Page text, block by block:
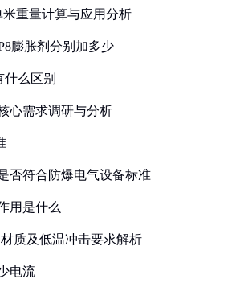
米重量计算与应用分析
膨胀剂分别加多少
什么区别
心需求调研与分析
否符合防爆电气设备标准
用是什么
质及低温冲击要求解析
电流